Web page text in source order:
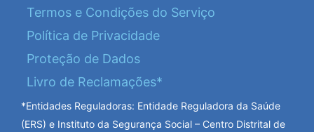
Termos e Condições do Serviço
Política de Privacidade
Proteção de Dados
Livro de Reclamações*
*Entidades Reguladoras: Entidade Reguladora da Saúde
(ERS) e Instituto da Segurança Social – Centro Distrital de